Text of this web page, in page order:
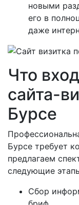
новыми
его в
даже
Что
сайта-
Бурсе
Бурсе требует
предлагаем
следующие
Сбор